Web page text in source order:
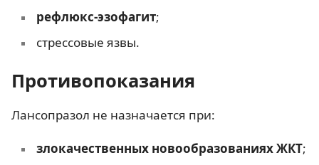
рефлюкс-эзофагит;
стрессовые язвы.
Противопоказания
Лансопразол не назначается при:
злокачественных новообразованиях ЖКТ;